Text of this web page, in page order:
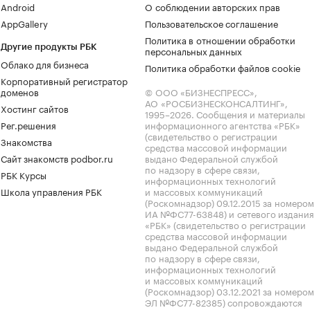
Android
AppGallery
Другие продукты РБК
Облако для бизнеса
Корпоративный регистратор
доменов
Хостинг сайтов
Рег.решения
Знакомства
Сайт знакомств podbor.ru
РБК Курсы
Школа управления РБК
О соблюдении авторских прав
Пользовательское соглашение
Политика в отношении обработки
персональных данных
Политика обработки файлов cookie
© ООО «БИЗНЕСПРЕСС»,
АО «РОСБИЗНЕСКОНСАЛТИНГ»,
1995–2026. Сообщения и материалы
информационного агентства «РБК»
(свидетельство о регистрации
средства массовой информации
выдано Федеральной службой
по надзору в сфере связи,
информационных технологий
и массовых коммуникаций
(Роскомнадзор) 09.12.2015 за номером
ИА №ФС77-63848) и сетевого издания
«РБК» (свидетельство о регистрации
средства массовой информации
выдано Федеральной службой
по надзору в сфере связи,
информационных технологий
и массовых коммуникаций
(Роскомнадзор) 03.12.2021 за номером
ЭЛ №ФС77-82385) сопровождаются